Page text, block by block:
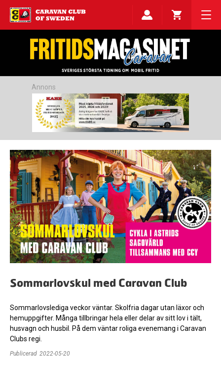
Annons
Sommarlovskul med Caravan Club
Sommarlovslediga veckor väntar. Skolfria dagar utan läxor och
hemuppgifter. Många tillbringar hela eller delar av sitt lov i tält,
husvagn och husbil. På dem väntar roliga evenemang i Caravan
Clubs regi.
Publicerad 2022-05-20